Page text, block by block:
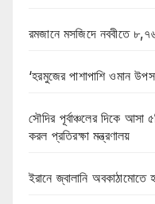
রমজানে মসজিদে নববীতে
‘হরমুজের পাশাপাশি ওমান
সৌদির পূর্বাঞ্চলের দিকে
করল প্রতিরক্ষা মন্ত্রণালয়
ইরানে জ্বালানি